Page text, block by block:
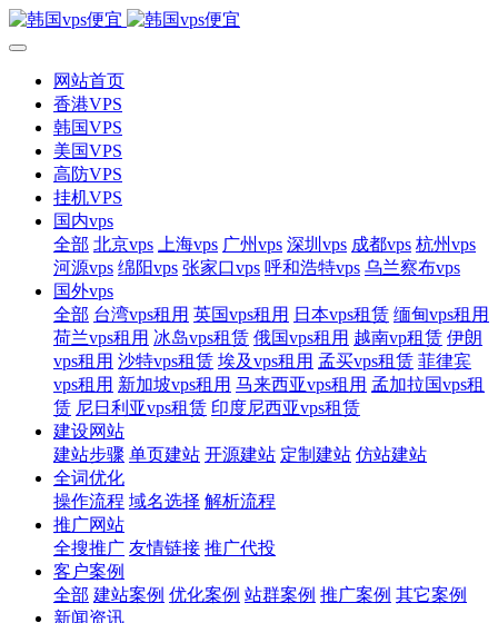
网站首页
香港VPS
韩国VPS
美国VPS
高防VPS
挂机VPS
国内vps
全部 北京vps 上海vps 广州vps 深圳vps 成都vps 杭州vps
河源vps 绵阳vps 张家口vps 呼和浩特vps 乌兰察布vps
国外vps
全部 台湾vps租用 英国vps租用 日本vps租赁 缅甸vps租用
荷兰vps租用 冰岛vps租赁 俄国vps租用 越南vp租赁 伊朗
vps租用 沙特vps租赁 埃及vps租用 孟买vps租赁 菲律宾
vps租用 新加坡vps租用 马来西亚vps租用 孟加拉国vps租
赁 尼日利亚vps租赁 印度尼西亚vps租赁
建设网站
建站步骤 单页建站 开源建站 定制建站 仿站建站
全词优化
操作流程 域名选择 解析流程
推广网站
全搜推广 友情链接 推广代投
客户案例
全部 建站案例 优化案例 站群案例 推广案例 其它案例
新闻资讯